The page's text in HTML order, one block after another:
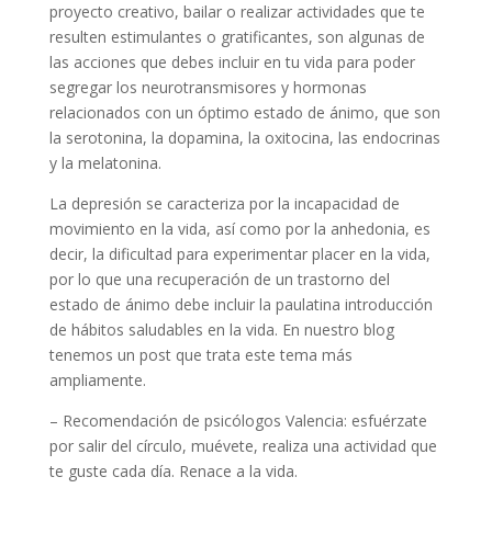
proyecto creativo, bailar o realizar actividades que te
resulten estimulantes o gratificantes, son algunas de
las acciones que debes incluir en tu vida para poder
segregar los neurotransmisores y hormonas
relacionados con un óptimo estado de ánimo, que son
la serotonina, la dopamina, la oxitocina, las endocrinas
y la melatonina.
La depresión se caracteriza por la incapacidad de
movimiento en la vida, así como por la anhedonia, es
decir, la dificultad para experimentar placer en la vida,
por lo que una recuperación de un trastorno del
estado de ánimo debe incluir la paulatina introducción
de hábitos saludables en la vida. En nuestro blog
tenemos un post que trata este tema más
ampliamente.
– Recomendación de psicólogos Valencia: esfuérzate
por salir del círculo, muévete, realiza una actividad que
te guste cada día. Renace a la vida.